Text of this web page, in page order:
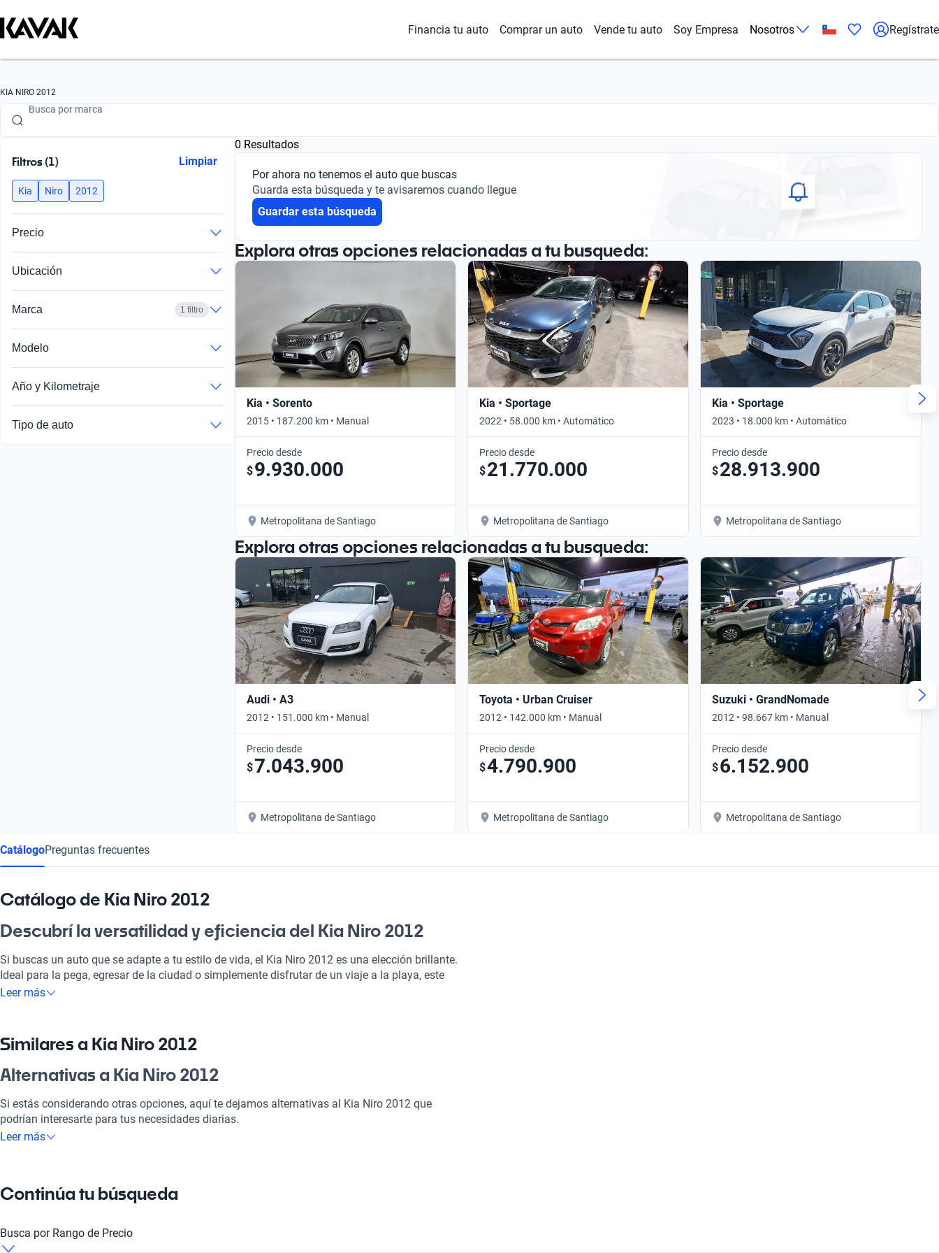
Financia tu auto Comprar un auto Vende tu auto Soy Empresa Nosotros Regístrate
KIA NIRO 2012Busca por marca
Busca por año
Busca por marca
Busca por versión
Busca por año
Filtros (1) Limpiar
Kia Niro 2012
Precio
Ubicación
Marca 1 filtro
Modelo
Año y Kilometraje
Tipo de auto
0 Resultados
Por ahora no tenemos el auto que buscas
Guarda esta búsqueda y te avisaremos cuando llegue
Guardar esta búsqueda
Explora otras opciones relacionadas a tu busqueda:
Kia • Sorento
2015 • 187.200 km • Manual
Precio desde
$9.930.000
Metropolitana de Santiago
Kia • Sportage
2022 • 58.000 km • Automático
Precio desde
$21.770.000
Metropolitana de Santiago
Kia • Sportage
2023 • 18.000 km • Automático
Precio desde
$28.913.900
Metropolitana de Santiago
Explora otras opciones relacionadas a tu busqueda:
Audi • A3
2012 • 151.000 km • Manual
Precio desde
$7.043.900
Metropolitana de Santiago
Toyota • Urban Cruiser
2012 • 142.000 km • Manual
Precio desde
$4.790.900
Metropolitana de Santiago
Suzuki • GrandNomade
2012 • 98.667 km • Manual
Precio desde
$6.152.900
Metropolitana de Santiago
CatálogoPreguntas frecuentes
Catálogo de Kia Niro 2012
Descubrí la versatilidad y eficiencia del Kia Niro 2012
Si buscas un auto que se adapte a tu estilo de vida, el Kia Niro 2012 es una elección brillante.
Ideal para la pega, egresar de la ciudad o simplemente disfrutar de un viaje a la playa, este
vehículo se presenta como un compañero leal. Su diseño atractivo, motor eficiente y tecnología
¿Por qué elegir Kia Niro 2012?
Tecnología al servicio de tu comodidad
Disfrutá de la mejor tecnología con tecnología moderna, lo que hará que cada viaje sea
placentero y conectado.
vida.
Leer más
Similares a Kia Niro 2012
Alternativas a Kia Niro 2012
Si estás considerando otras opciones, aquí te dejamos alternativas al Kia Niro 2012 que
podrían interesarte para tus necesidades diarias.
Kia Niro 2019
Kia Niro 2019 ofrece una excepcional eficiencia y espacio, ideal para la familia.
Leer más
Continúa tu búsqueda
Busca por Rango de Precio